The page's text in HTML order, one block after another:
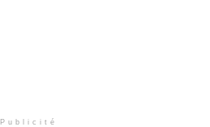
Publicité